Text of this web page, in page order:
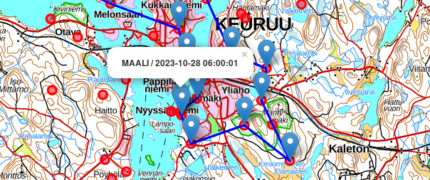
×
MAALI / 2023-10-28 06:00:01